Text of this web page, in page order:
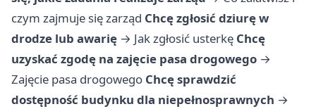
czym zajmuje się zarząd Chcę zgłosić dziurę w
drodze lub awarię → Jak zgłosić usterkę Chcę
uzyskać zgodę na zajęcie pasa drogowego →
Zajęcie pasa drogowego Chcę sprawdzić
dostępność budynku dla niepełnosprawnych →